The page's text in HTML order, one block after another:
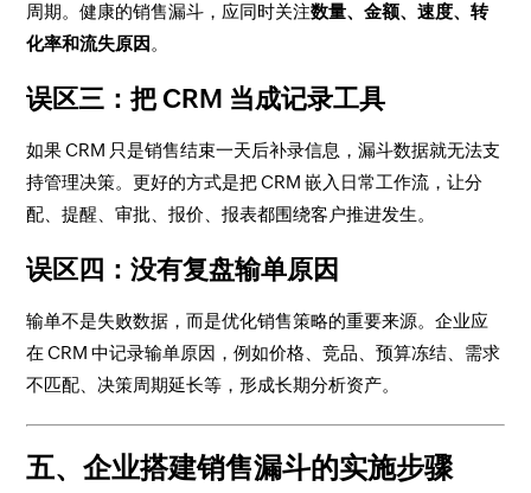
周期。健康的销售漏斗，应同时关注数量、金额、速度、转
化率和流失原因 。
误区三：把 CRM 当成记录工具
如果 CRM 只是销售结束一天后补录信息，漏斗数据就无法支
持管理决策。更好的方式是把 CRM 嵌入日常工作流，让分
配、提醒、审批、报价、报表都围绕客户推进发生。
误区四：没有复盘输单原因
输单不是失败数据，而是优化销售策略的重要来源。企业应
在 CRM 中记录输单原因，例如价格、竞品、预算冻结、需求
不匹配、决策周期延长等，形成长期分析资产。
五、企业搭建销售漏斗的实施步骤